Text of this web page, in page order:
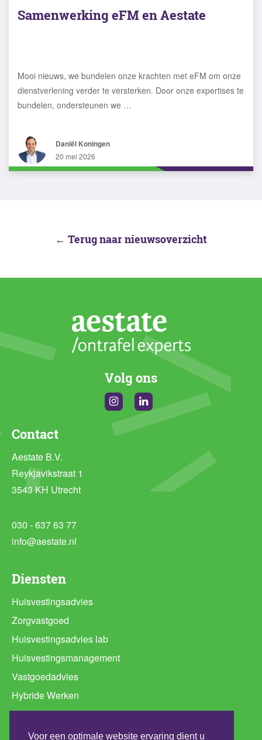
Voor een optimale website ervaring dient u
Samenwerking eFM en Aestate
Mooi nieuws, we bundelen onze krachten met eFM om onze
dienstverlening verder te versterken. Door onze expertises te
bundelen, ondersteunen we …
Daniël Koningen
20 mei 2026
← Terug naar nieuwsoverzicht
Volg ons
InstagramLinkedin
Diensten
Huisvestingsadvies
Zorgvastgoed
Huisvestingsadvies lab
Huisvestingsmanagement
Vastgoedadvies
Hybride Werken
Ruimtebehoefte analyse
Programma van Eisen huisvesting
Contact
Aestate B.V.
Reykjavikstraat 1
3543 KH Utrecht
030 - 637 63 77
info@aestate.nl